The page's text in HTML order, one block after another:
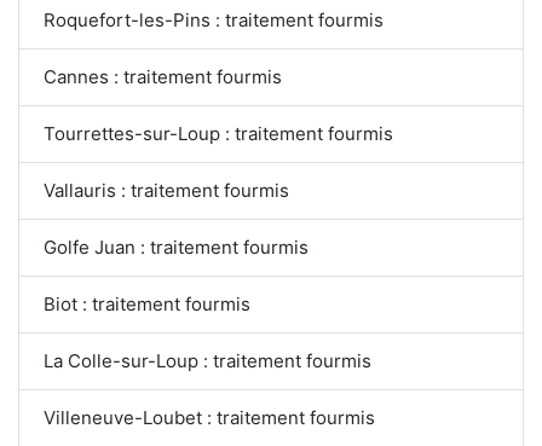
Roquefort-les-Pins : traitement fourmis
Cannes : traitement fourmis
Tourrettes-sur-Loup : traitement fourmis
Vallauris : traitement fourmis
Golfe Juan : traitement fourmis
Biot : traitement fourmis
La Colle-sur-Loup : traitement fourmis
Villeneuve-Loubet : traitement fourmis